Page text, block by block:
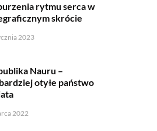
rytmu serca w
skrócie
2023
Nauru –
otyłe państwo
2022